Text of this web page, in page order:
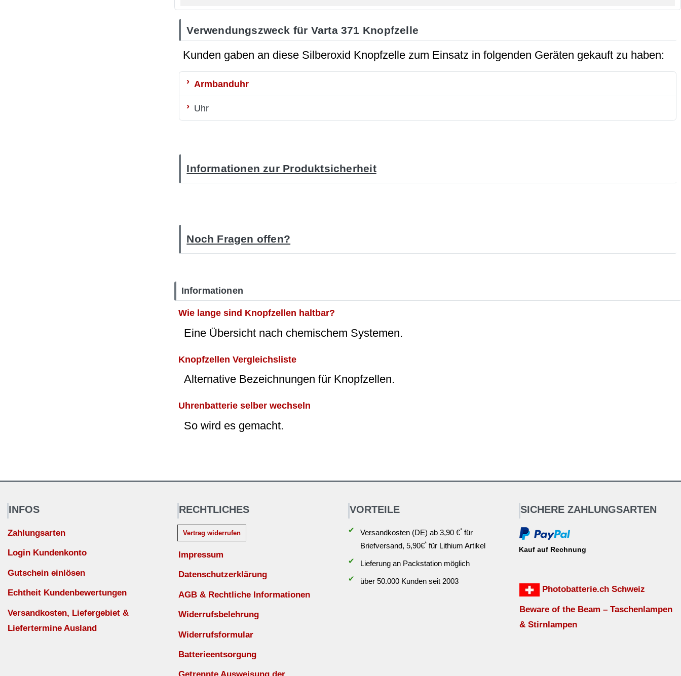
Verwendungszweck für Varta 371 Knopfzelle
Kunden gaben an diese Silberoxid Knopfzelle zum Einsatz in folgenden Geräten gekauft zu haben:
Armbanduhr
Uhr
Informationen zur Produktsicherheit
Noch Fragen offen?
Informationen
Wie lange sind Knopfzellen haltbar?
Eine Übersicht nach chemischem Systemen.
Knopfzellen Vergleichsliste
Alternative Bezeichnungen für Knopfzellen.
Uhrenbatterie selber wechseln
So wird es gemacht.
INFOS
Zahlungsarten
Login Kundenkonto
Gutschein einlösen
Echtheit Kundenbewertungen
Versandkosten, Liefergebiet &
Liefertermine Ausland
RECHTLICHES
Vertrag widerrufen
Impressum
Datenschutzerklärung
AGB & Rechtliche Informationen
Widerrufsbelehrung
Widerrufsformular
Batterieentsorgung
VORTEILE
✔ Versandkosten (DE) ab 3,90 €* für
Briefversand, 5,90€* für Lithium Artikel
✔
Lieferung an Packstation möglich
✔
über 50.000 Kunden seit 2003
SICHERE ZAHLUNGSARTEN
Kauf auf Rechnung
Photobatterie.ch Schweiz
Beware of the Beam – Taschenlampen
& Stirnlampen